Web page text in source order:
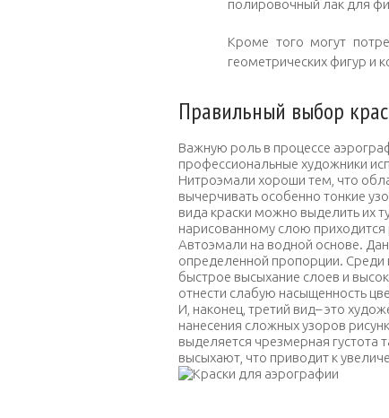
полировочный лак для
Кроме того могут
геометрических фигур и
Правильный выбор
Важную роль в процессе
профессиональные художники
Нитроэмали хороши тем, что
вычерчивать особенно тонкие
вида краски можно выделить их
нарисованному слою
Автоэмали на водной основе.
определенной пропорции. Среди
быстрое высыхание слоев и
отнести слабую насыщенность
И, наконец, третий вид– это
нанесения сложных узоров
выделяется чрезмерная густота
высыхают, что приводит к